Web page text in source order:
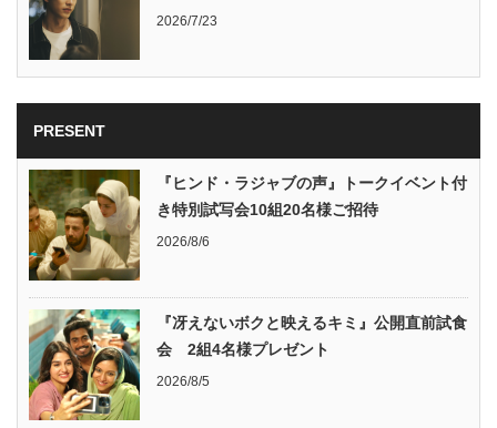
2026/7/23
PRESENT
『ヒンド・ラジャブの声』トークイベント付
き特別試写会10組20名様ご招待
2026/8/6
『冴えないボクと映えるキミ』公開直前試食
会 2組4名様プレゼント
2026/8/5